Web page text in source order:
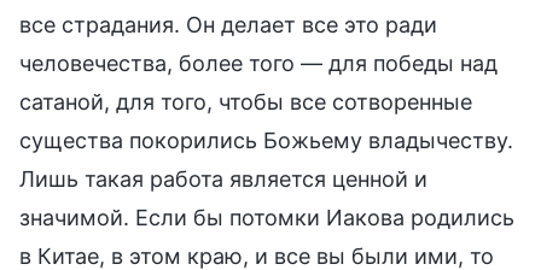
все страдания. Он делает все это ради
человечества, более того — для победы над
сатаной, для того, чтобы все сотворенные
существа покорились Божьему владычеству.
Лишь такая работа является ценной и
значимой. Если бы потомки Иакова родились
в Китае, в этом краю, и все вы были ими, то